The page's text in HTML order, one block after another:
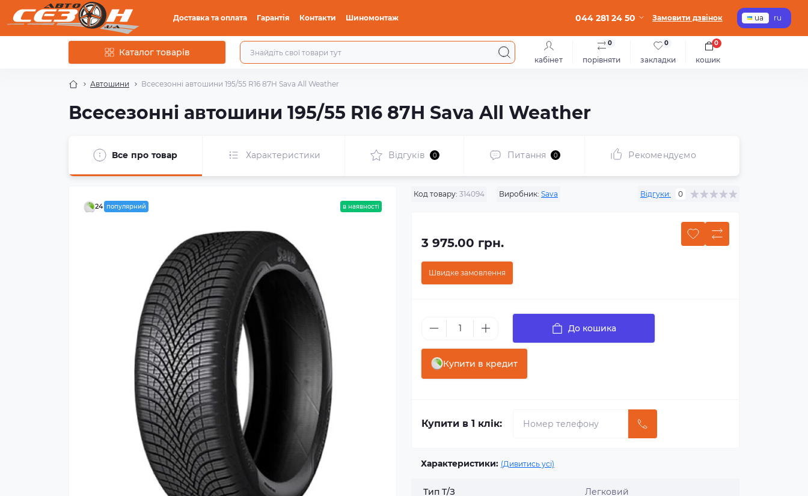
Доставка та оплата Гарантія Контакти Шиномонтаж 044 281 24 50 Замовити дзвінок ua ru
Каталог товарів
кабінет порівняти
0
закладки
0
кошик
0
Автошини Всесезонні автошини 195/55 R16 87H Sava All Weather
Всесезонні автошини 195/55 R16 87H Sava All Weather
Все про товар Характеристики Відгуків 0 Питання 0 Рекомендуємо
24 популярний в наявності
Код товару: 314094 Виробник: Sava Відгуки: 0
3 975.00 грн.
Швидке замовлення
До кошика
Купити в кредит
Купити в 1 клік:
Характеристики: (Дивитись усі)
Тип Т/З Легковий